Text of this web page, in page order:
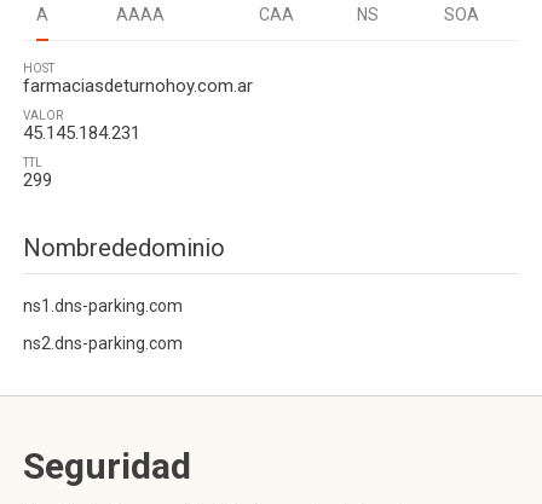
A AAAA CAA NS SOA
HOST
farmaciasdeturnohoy.com.ar
VALOR
45.145.184.231
TTL
299
Nombrededominio
ns1.dns-parking.com
ns2.dns-parking.com
Seguridad